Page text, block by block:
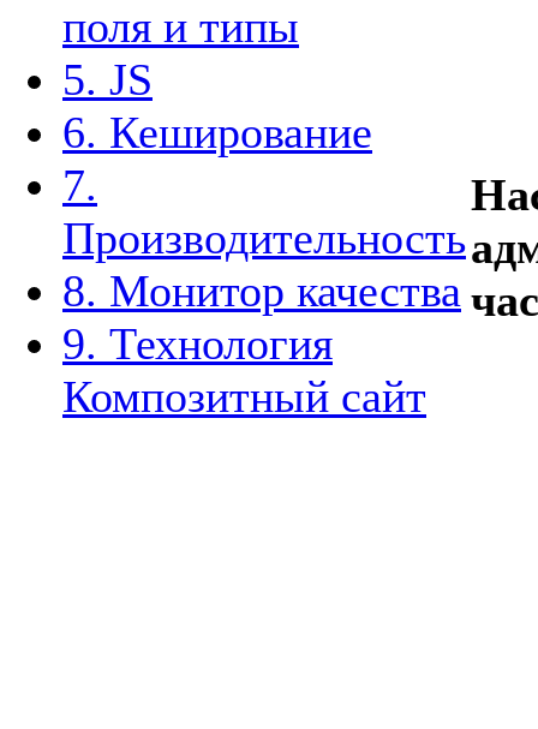
поля и типы
5. JS
6. Кеширование
7.
Производительность
8. Монитор качества
9. Технология
Композитный сайт